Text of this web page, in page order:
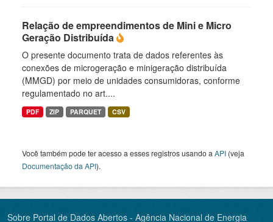
Relação de empreendimentos de Mini e Micro
Geração Distribuída
O presente documento trata de dados referentes às
conexões de microgeração e minigeração distribuída
(MMGD) por meio de unidades consumidoras, conforme
regulamentado no art....
PDF ZIP PARQUET CSV
Você também pode ter acesso a esses registros usando a API (veja
Documentação da API).
Sobre Portal de Dados Abertos - Agência Nacional de Energia